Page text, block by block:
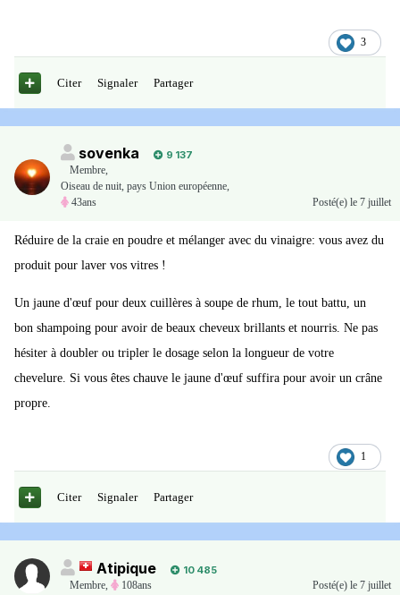
3
Citer Signaler Partager
sovenka
9 137
Membre,
Oiseau de nuit, pays Union européenne,
43ans
Posté(e) le 7 juillet
Réduire de la craie en poudre et mélanger avec du vinaigre: vous avez du
produit pour laver vos vitres !
Un jaune d'œuf pour deux cuillères à soupe de rhum, le tout battu, un
bon shampoing pour avoir de beaux cheveux brillants et nourris. Ne pas
hésiter à doubler ou tripler le dosage selon la longueur de votre
chevelure. Si vous êtes chauve le jaune d'œuf suffira pour avoir un crâne
propre.
1
Citer Signaler Partager
Atipique
10 485
Membre, 108ans Posté(e) le 7 juillet